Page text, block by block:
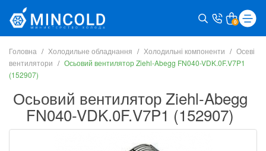
0
Головна Холодильне обладнання Холодильні компоненти
Осеві
вентилятори
Осьовий вентилятор Ziehl-Abegg FN040-VDK.0F.V7P1
(152907)
Осьовий вентилятор Ziehl-Abegg
FN040-VDK.0F.V7P1 (152907)